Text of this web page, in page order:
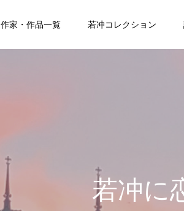
作家・作品一覧 若冲コレクション
若冲に